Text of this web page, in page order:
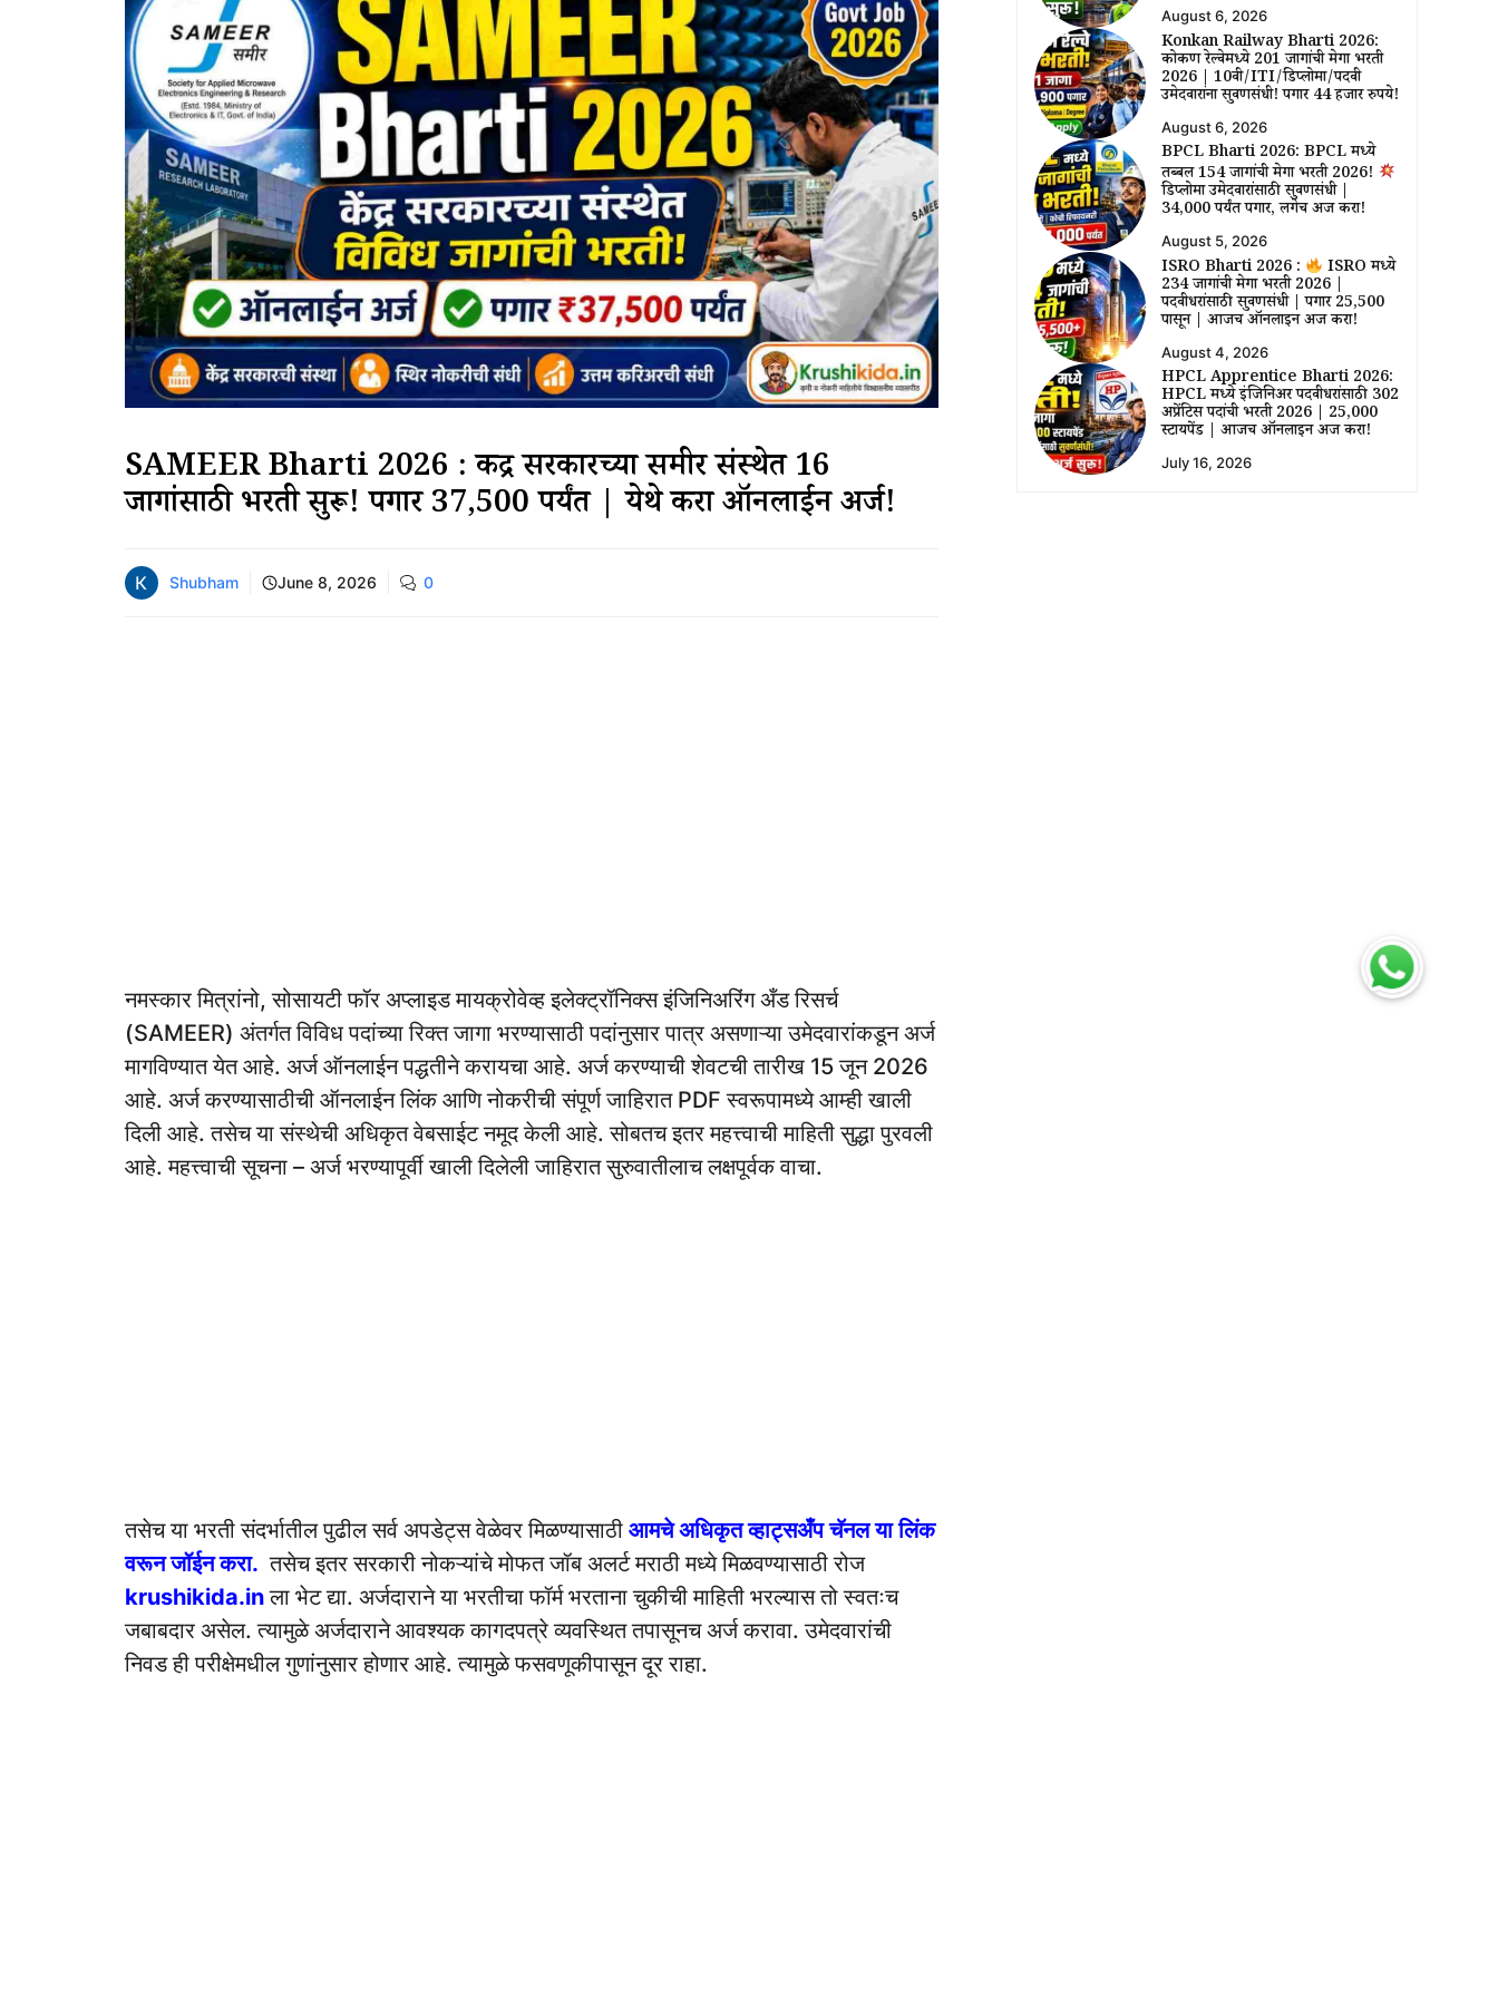
SAMEER Bharti 2026 : केंद्र सरकारच्या समीर संस्थेत 16
जागांसाठी भरती सुरू! पगार ₹37,500 पर्यंत | येथे करा ऑनलाईन अर्ज!
Shubham June 8, 2026 0
नमस्कार मित्रांनो, सोसायटी फॉर अप्लाइड मायक्रोवेव्ह इलेक्ट्रॉनिक्स इंजिनिअरिंग अँड रिसर्च
(SAMEER) अंतर्गत विविध पदांच्या रिक्त जागा भरण्यासाठी पदांनुसार पात्र असणाऱ्या उमेदवारांकडून अर्ज
मागविण्यात येत आहे. अर्ज ऑनलाईन पद्धतीने करायचा आहे. अर्ज करण्याची शेवटची तारीख 15 जून 2026
आहे. अर्ज करण्यासाठीची ऑनलाईन लिंक आणि नोकरीची संपूर्ण जाहिरात PDF स्वरूपामध्ये आम्ही खाली
दिली आहे. तसेच या संस्थेची अधिकृत वेबसाईट नमूद केली आहे. सोबतच इतर महत्त्वाची माहिती सुद्धा पुरवली
आहे. महत्त्वाची सूचना – अर्ज भरण्यापूर्वी खाली दिलेली जाहिरात सुरुवातीलाच लक्षपूर्वक वाचा.
तसेच या भरती संदर्भातील पुढील सर्व अपडेट्स वेळेवर मिळण्यासाठी आमचे अधिकृत व्हाट्सअँप चॅनल या लिंक
वरून जॉईन करा. तसेच इतर सरकारी नोकऱ्यांचे मोफत जॉब अलर्ट मराठी मध्ये मिळवण्यासाठी रोज
krushikida.inला भेट द्या. अर्जदाराने या भरतीचा फॉर्म भरताना चुकीची माहिती भरल्यास तो स्वतःच
जबाबदार असेल. त्यामुळे अर्जदाराने आवश्यक कागदपत्रे व्यवस्थित तपासूनच अर्ज करावा. उमेदवारांची
निवड ही परीक्षेमधील गुणांनुसार होणार आहे. त्यामुळे फसवणूकीपासून दूर राहा.
August 6, 2026
Konkan Railway Bharti 2026:
कोकण रेल्वेमध्ये 201 जागांची मेगा भरती
2026 | 10वी/ITI/डिप्लोमा/पदवी
उमेदवारांना सुवर्णसंधी! पगार 44 हजार रुपये!
August 6, 2026
BPCL Bharti 2026: BPCL मध्ये
तब्बल 154 जागांची मेगा भरती 2026!
डिप्लोमा उमेदवारांसाठी सुवर्णसंधी |
₹34,000 पर्यंत पगार, लगेच अर्ज करा!
August 5, 2026
ISRO Bharti 2026 : ISRO मध्ये
234 जागांची मेगा भरती 2026 |
पदवीधरांसाठी सुवर्णसंधी | पगार ₹25,500
पासून | आजच ऑनलाईन अर्ज करा!
August 4, 2026
HPCL Apprentice Bharti 2026:
HPCL मध्ये इंजिनिअर पदवीधरांसाठी 302
अप्रेंटिस पदांची भरती 2026 | ₹25,000
स्टायपेंड | आजच ऑनलाईन अर्ज करा!
July 16, 2026